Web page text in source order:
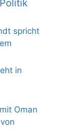
spricht
in
Oman